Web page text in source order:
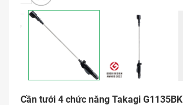
Cần tưới 4 chức năng Takagi G1135BK